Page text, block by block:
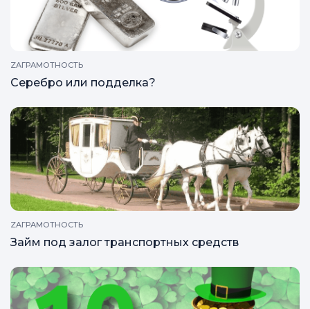
ZAГРАМОТНОСТЬ
Серебро или подделка?
ZAГРАМОТНОСТЬ
Займ под залог транспортных средств